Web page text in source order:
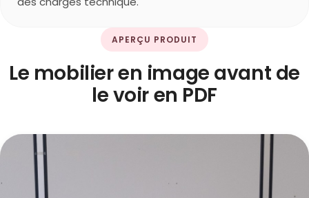
APERÇU PRODUIT
Le mobilier en image avant de
le voir en PDF